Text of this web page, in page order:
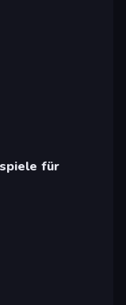
für